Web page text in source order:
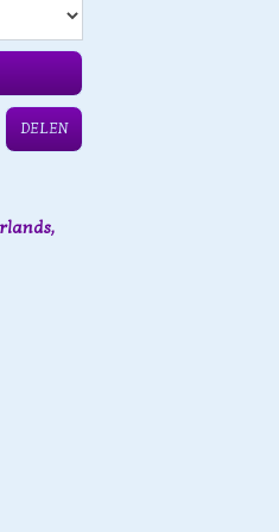
DELEN